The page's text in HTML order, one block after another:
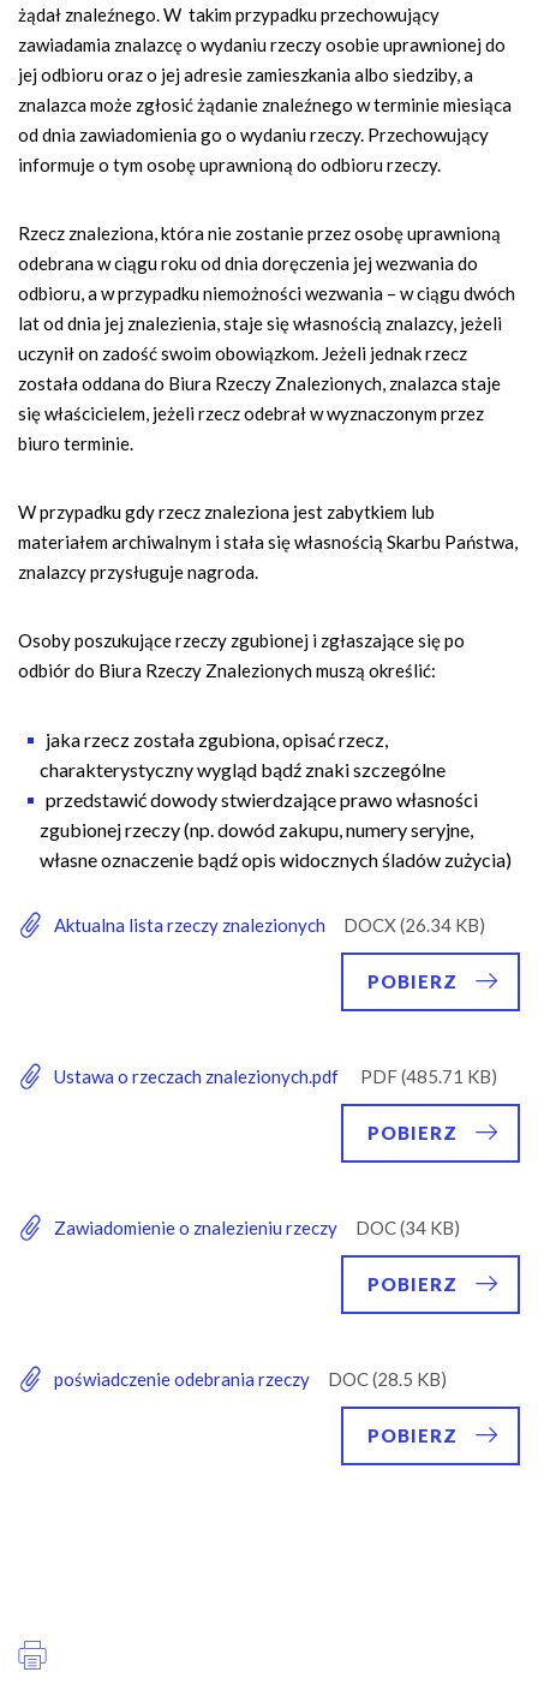
żądał znaleźnego. W takim przypadku przechowujący
zawiadamia znalazcę o wydaniu rzeczy osobie uprawnionej do
jej odbioru oraz o jej adresie zamieszkania albo siedziby, a
znalazca może zgłosić żądanie znaleźnego w terminie miesiąca
od dnia zawiadomienia go o wydaniu rzeczy. Przechowujący
informuje o tym osobę uprawnioną do odbioru rzeczy.
Rzecz znaleziona, która nie zostanie przez osobę uprawnioną
odebrana w ciągu roku od dnia doręczenia jej wezwania do
odbioru, a w przypadku niemożności wezwania – w ciągu dwóch
lat od dnia jej znalezienia, staje się własnością znalazcy, jeżeli
uczynił on zadość swoim obowiązkom. Jeżeli jednak rzecz
została oddana do Biura Rzeczy Znalezionych, znalazca staje
się właścicielem, jeżeli rzecz odebrał w wyznaczonym przez
biuro terminie.
W przypadku gdy rzecz znaleziona jest zabytkiem lub
materiałem archiwalnym i stała się własnością Skarbu Państwa,
znalazcy przysługuje nagroda.
Osoby poszukujące rzeczy zgubionej i zgłaszające się po
odbiór do Biura Rzeczy Znalezionych muszą określić:
jaka rzecz została zgubiona, opisać rzecz,
charakterystyczny wygląd bądź znaki szczególne
przedstawić dowody stwierdzające prawo własności
zgubionej rzeczy (np. dowód zakupu, numery seryjne,
własne oznaczenie bądź opis widocznych śladów zużycia)
Aktualna lista rzeczy znalezionych
POBIERZ
Ustawa o rzeczach znalezionych.pdf
POBIERZ
Zawiadomienie o znalezieniu rzeczy
POBIERZ
poświadczenie odebrania rzeczy
POBIERZ